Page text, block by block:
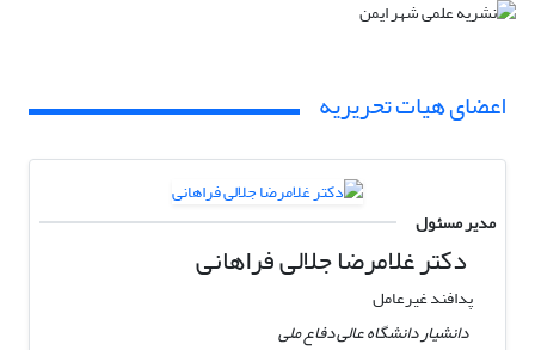
اعضای هیات تحریریه
مدیر مسئول
دکتر غلامرضا جلالی فراهانی
پدافند غیرعامل
دانشیار دانشگاه عالی دفاع ملی